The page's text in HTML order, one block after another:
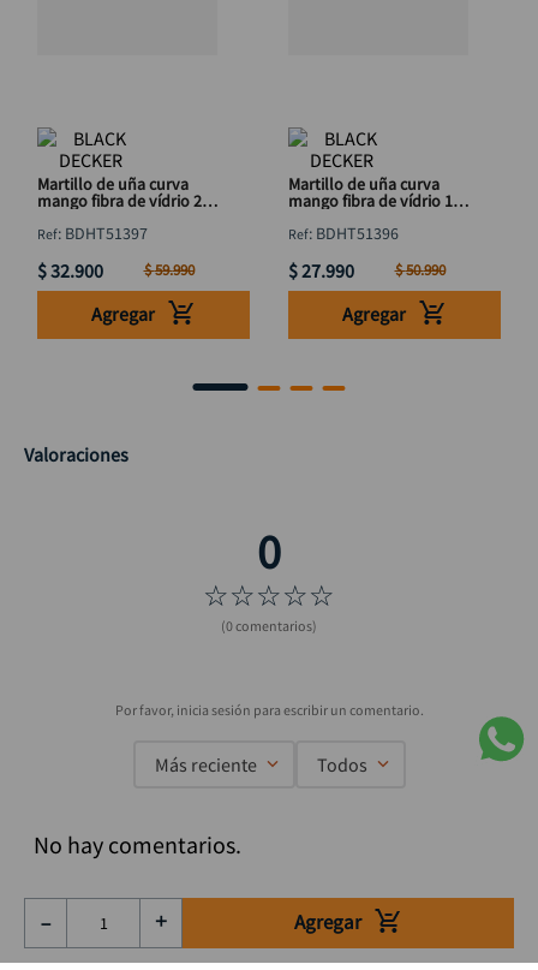
＋
－ Agregar
Martillo de uña curva
mango fibra de vídrio 20
BDHT51397
: BDHT51397
$32.900 $59.990
Agregar
Martillo de uña curva
mango fibra de vídrio 16
BDHT51396
: BDHT51396
$27.990 $50.990
Agregar
Valoraciones
☆☆☆☆☆
(0 comentarios)
Más reciente Todos
No hay comentarios.